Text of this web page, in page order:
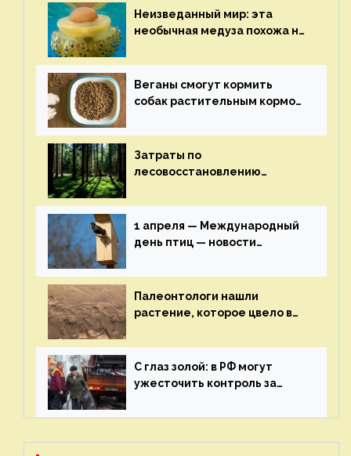
на ECOportal
Неизведанный мир: эта
необычная медуза похожа на
экологии на ECOportal
Веганы смогут кормить
собак растительным кормом
здоровье — новости
экологии на ECOportal
Затраты по
лесовосстановлению
строительства — новости
экологии на ECOportal
1 апреля — Международный
день птиц — новости
Палеонтологи нашли
растение, которое цвело в
экологии на ECOportal
С глаз золой: в РФ могут
ужесточить контроль за
— новости экологии на